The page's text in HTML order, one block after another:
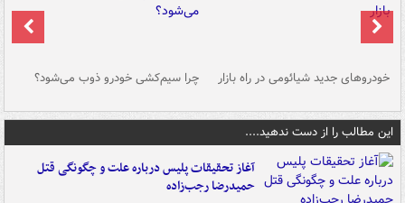
خودروهای جدید شیائومی در راه بازار چرا سیم‌کشی خودرو ذوب می‌شود؟
این مطالب را از دست ندهید....
آغاز تحقیقات پلیس درباره علت و چگونگی قتل
حمیدرضا رجب‌زاده